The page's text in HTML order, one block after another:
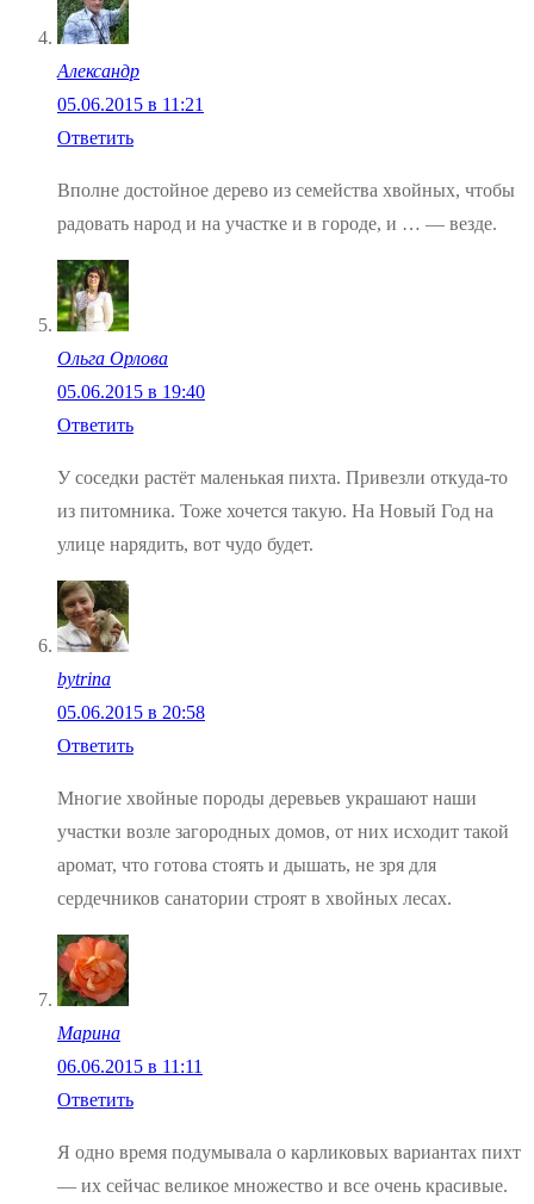
Александр
05.06.2015 в 11:21
Ответить
Вполне достойное дерево из семейства хвойных, чтобы
радовать народ и на участке и в городе, и … — везде.
Ольга Орлова
05.06.2015 в 19:40
Ответить
У соседки растёт маленькая пихта. Привезли откуда-то
из питомника. Тоже хочется такую. На Новый Год на
улице нарядить, вот чудо будет.
bytrina
05.06.2015 в 20:58
Ответить
Многие хвойные породы деревьев украшают наши
участки возле загородных домов, от них исходит такой
аромат, что готова стоять и дышать, не зря для
сердечников санатории строят в хвойных лесах.
Марина
06.06.2015 в 11:11
Ответить
Я одно время подумывала о карликовых вариантах пихт
— их сейчас великое множество и все очень красивые.